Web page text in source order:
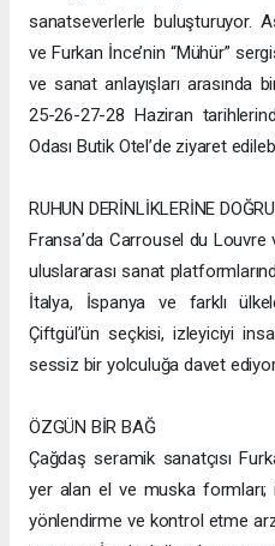
sanatseverlerle buluşturuyor.
ve Furkan İnce’nin “Mühür”
ve sanat anlayışları arasında
25-26-27-28 Haziran
Odası Butik Otel’de ziyaret
RUHUN DERİNLİKLERİNE
Fransa’da Carrousel du
uluslararası sanat
İtalya, İspanya ve farklı
Çiftgül’ün seçkisi, izleyiciyi
sessiz bir yolculuğa davet
ÖZGÜN BİR BAĞ
Çağdaş seramik sanatçısı
yer alan el ve muska formları;
yönlendirme ve kontrol etme